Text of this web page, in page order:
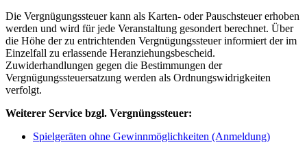
Die Vergnügungssteuer kann als Karten- oder Pauschsteuer erhoben
werden und wird für jede Veranstaltung gesondert berechnet. Über
die Höhe der zu entrichtenden Vergnügungssteuer informiert der im
Einzelfall zu erlassende Heranziehungsbescheid.
Zuwiderhandlungen gegen die Bestimmungen der
Vergnügungssteuersatzung werden als Ordnungswidrigkeiten
verfolgt.
Weiterer Service bzgl. Vergnüngssteuer:
Spielgeräten ohne Gewinnmöglichkeiten (Anmeldung)